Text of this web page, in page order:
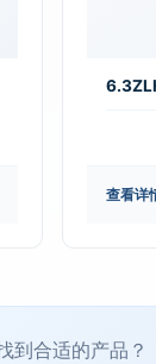
查看详
到合适的产品？